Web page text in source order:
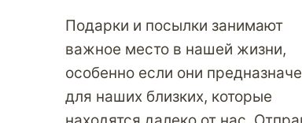
Подарки и посылки занимают
важное место в нашей жизни,
особенно если они
для наших близких, которые